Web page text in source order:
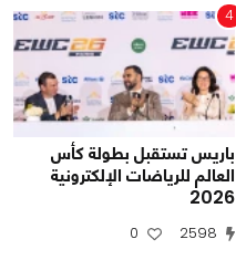
4
باريس تستقبل بطولة كأس
العالم للرياضات الإلكترونية
2026
2598
0